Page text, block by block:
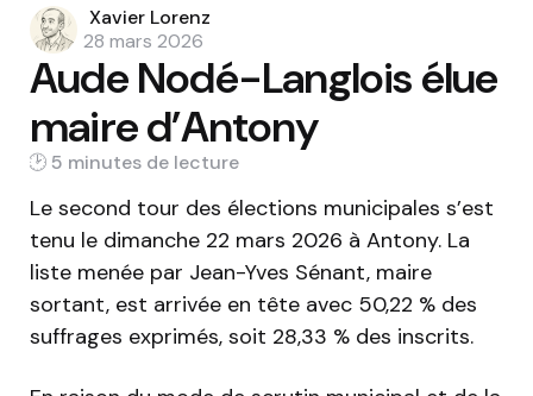
Posted
by
Xavier Lorenz
28 mars 2026
Aude Nodé-Langlois élue
maire d’Antony
5 min
Le second tour des élections municipales s’est
tenu le dimanche 22 mars 2026 à Antony. La
liste menée par Jean-Yves Sénant, maire
sortant, est arrivée en tête avec 50,22 % des
suffrages exprimés, soit 28,33 % des inscrits.